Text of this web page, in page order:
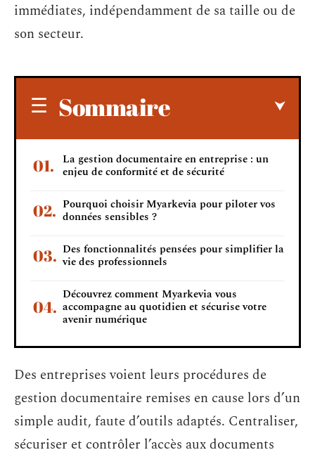
immédiates, indépendamment de sa taille ou de
son secteur.
Sommaire
La gestion documentaire en entreprise : un
enjeu de conformité et de sécurité
Pourquoi choisir Myarkevia pour piloter vos
données sensibles ?
Des fonctionnalités pensées pour simplifier la
vie des professionnels
Découvrez comment Myarkevia vous
accompagne au quotidien et sécurise votre
avenir numérique
Des entreprises voient leurs procédures de
gestion documentaire remises en cause lors d’un
simple audit, faute d’outils adaptés. Centraliser,
sécuriser et contrôler l’accès aux documents